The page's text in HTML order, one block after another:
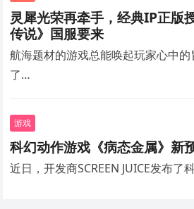
灵犀光荣再牵手，经典IP正版
传说》国服要来
航海题材的游戏总能唤起玩家心中
了…
游戏
科幻动作游戏《病态金属》新
近日，开发商SCREEN JUICE发布了